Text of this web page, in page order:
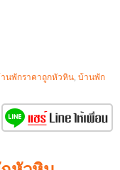
นพักราคาถูกหัวหิน, บ้านพัก